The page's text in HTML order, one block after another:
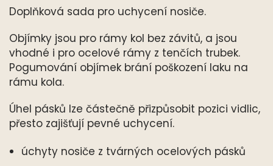
Doplňková sada pro uchycení nosiče.
Objímky jsou pro rámy kol bez závitů, a jsou
vhodné i pro ocelové rámy z tenčích trubek.
Pogumování objímek brání poškození laku na
rámu kola.
Úhel pásků lze částečně přizpůsobit pozici vidlic,
přesto zajišťují pevné uchycení.
úchyty nosiče z tvárných ocelových pásků